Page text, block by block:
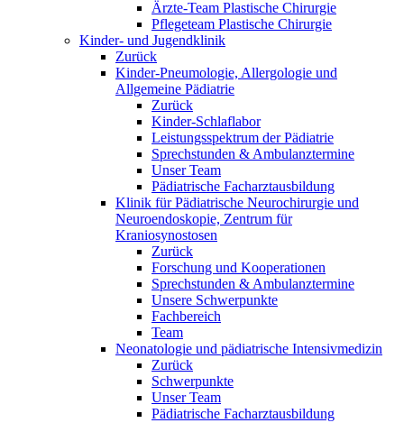
Ärzte-Team Plastische Chirurgie
Pflegeteam Plastische Chirurgie
Kinder- und Jugendklinik
Zurück
Kinder-Pneumologie, Allergologie und
Allgemeine Pädiatrie
Zurück
Kinder-Schlaflabor
Leistungsspektrum der Pädiatrie
Sprechstunden & Ambulanztermine
Unser Team
Pädiatrische Facharztausbildung
Klinik für Pädiatrische Neurochirurgie und
Neuroendoskopie, Zentrum für
Kraniosynostosen
Zurück
Forschung und Kooperationen
Sprechstunden & Ambulanztermine
Unsere Schwerpunkte
Fachbereich
Team
Neonatologie und pädiatrische Intensivmedizin
Zurück
Schwerpunkte
Unser Team
Pädiatrische Facharztausbildung